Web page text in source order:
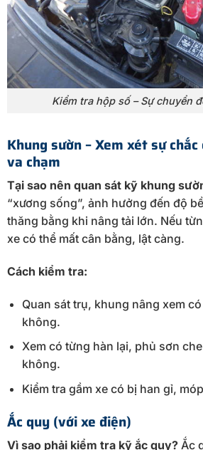
Kiểm tra hộp số – Sự chuyển
Khung sườn – Xem xét sự
va chạm
Tại sao nên quan sát kỹ khung
“xương sống”, ảnh hưởng đến độ
thăng bằng khi nâng tải lớn. Nếu
xe có thể mất cân bằng, lật càng.
Cách kiểm tra:
Quan sát trụ, khung nâng xem
không.
Xem có từng hàn lại, phủ sơn
không.
Kiểm tra gầm xe có bị han gỉ,
Ắc quy (với xe điện)
Vì sao phải kiểm tra kỹ ắc quy? Ắc